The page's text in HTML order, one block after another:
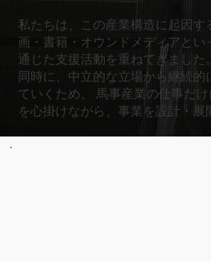
私たちは、この産業構造に起因す
画・書籍・オウンドメディアとい
通じた支援活動を重ねてきました。
同時に、中立的な立場から継続的
ていくため、 馬事産業の仕事だ
を心掛けながら、事業を設計・展